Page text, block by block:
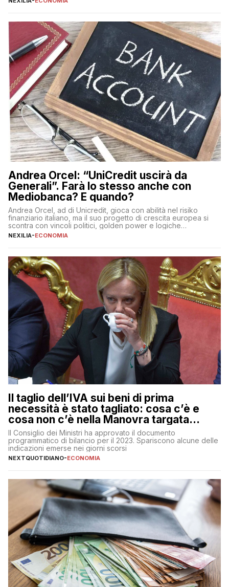
sulle criptovalute: […]
Andrea Orcel: “UniCredit uscirà da
Generali”. Farà lo stesso anche con
Mediobanca? E quando?
Andrea Orcel, ad di Unicredit, gioca con abilità nel risiko
finanziario italiano, ma il suo progetto di crescita europea si
scontra con vincoli politici, golden power e logiche
protezionistiche. Orcel e la mossa su Generali Andrea Orcel,
NEXILIA-ECONOMIA
Il taglio dell’IVA sui beni di prima
necessità è stato tagliato: cosa c’è e
cosa non c’è nella Manovra targata
Meloni
Il Consiglio dei Ministri ha approvato il documento
programmatico di bilancio per il 2023. Spariscono alcune delle
indicazioni emerse nei giorni scorsi
NEXTQUOTIDIANO-ECONOMIA